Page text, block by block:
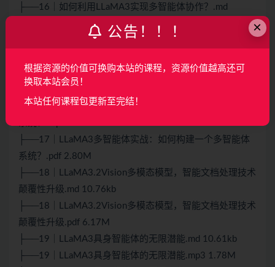
├──16｜如何利用LLaMA3实现多智能体协作？.md
├──16｜如何利用LLaMA3实现多智能体协作？.pdf
├──17｜LLaMA3多智能体实战：如何构建一个多智能体
├──17｜LLaMA3多智能体实战：如何构建一个多智能体
├──17｜LLaMA3多智能体实战：如何构建一个多智能体
系统？.pdf 2.80M
├──18｜LLaMA3.2Vision多模态模型，智能文档处理技术
颠覆性升级.md 10.76kb
├──18｜LLaMA3.2Vision多模态模型，智能文档处理技术
颠覆性升级.pdf 6.17M
├──19｜LLaMA3具身智能体的无限潜能.md 10.61kb
├──19｜LLaMA3具身智能体的无限潜能.mp3 1.78M
×
公告！！！
根据资源的价值可换购本站的课程，资源价值越高还可
换取本站会员！
本站任何课程包更新至完结！